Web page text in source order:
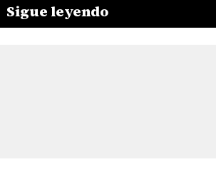
Sigue leyendo